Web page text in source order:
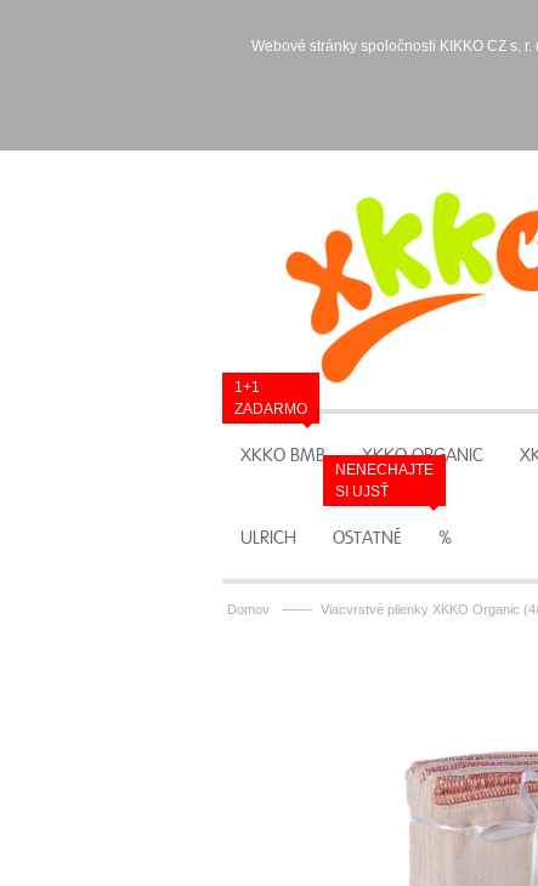
Webové stránky spoločnosti KIKKO CZ s.
XKKO BMB
1+1
ZADARMO
XKKO ORGANIC
ULRICH OSTATNÉ %
NENECHAJTE
SI UJSŤ
Domov —— Viacvrstvé plienky XKKO Organic